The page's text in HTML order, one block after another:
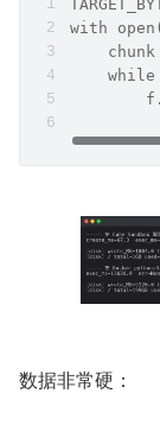
with
chunk
while
数据非常硬：